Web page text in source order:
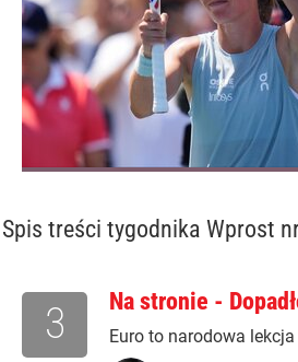
Spis treści tygodnika Wprost
Na stronie -
Euro to narodowa
3